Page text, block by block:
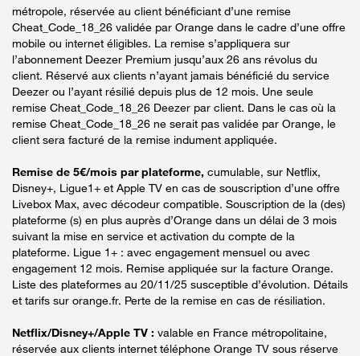
métropole, réservée au client bénéficiant d’une remise
Cheat_Code_18_26 validée par Orange dans le cadre d’une offre
mobile ou internet éligibles. La remise s’appliquera sur
l’abonnement Deezer Premium jusqu’aux 26 ans révolus du
client. Réservé aux clients n’ayant jamais bénéficié du service
Deezer ou l’ayant résilié depuis plus de 12 mois. Une seule
remise Cheat_Code_18_26 Deezer par client. Dans le cas où la
remise Cheat_Code_18_26 ne serait pas validée par Orange, le
client sera facturé de la remise indument appliquée.
Remise de 5€/mois par plateforme, cumulable, sur Netflix,
Disney+, Ligue1+ et Apple TV en cas de souscription d’une offre
Livebox Max, avec décodeur compatible. Souscription de la (des)
plateforme (s) en plus auprès d’Orange dans un délai de 3 mois
suivant la mise en service et activation du compte de la
plateforme. Ligue 1+ : avec engagement mensuel ou avec
engagement 12 mois. Remise appliquée sur la facture Orange.
Liste des plateformes au 20/11/25 susceptible d’évolution. Détails
et tarifs sur orange.fr. Perte de la remise en cas de résiliation.
Netflix/Disney+/Apple TV : valable en France métropolitaine,
réservée aux clients internet téléphone Orange TV sous réserve